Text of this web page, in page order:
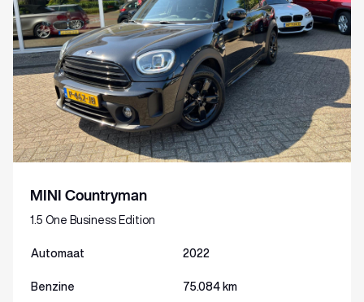
MINI Countryman
1.5 One Business Edition
Automaat 2022
Benzine 75.084 km